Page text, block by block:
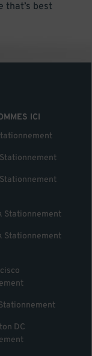
that’s best
ICI
Stationnement
Stationnement
DC